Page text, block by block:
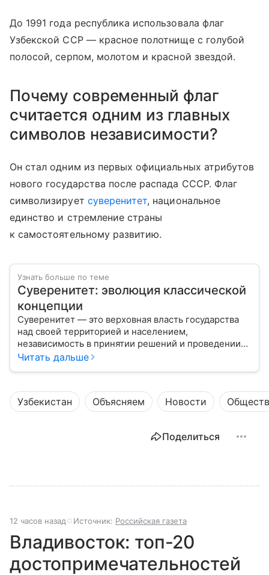
До 1991 года республика использовала флаг
Узбекской ССР — красное полотнище с голубой
полосой, серпом, молотом и красной звездой.
Почему современный флаг
считается одним из главных
символов независимости?
Он стал одним из первых официальных атрибутов
нового государства после распада СССР. Флаг
символизирует суверенитет, национальное
единство и стремление страны
к самостоятельному развитию.
Узнать больше по теме
Суверенитет: эволюция классической
концепции
Суверенитет — это верховная власть государства
над своей территорией и населением,
независимость в принятии решений и проведении
внешней политики.
Читать дальше
Узбекистан Объясняем Новости
Поделиться
12 часов назад Источник: Российская газета
Владивосток: топ-20
достопримечательностей